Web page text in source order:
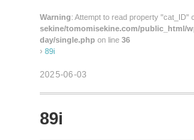
Warning: Attempt to read property "cat_ID"
sekine/tomomisekine.com/public_html/
day/single.php on line 36
› 89i
2025-06-03
89i